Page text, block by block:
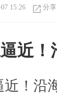
15:26 分享
近
近！沿